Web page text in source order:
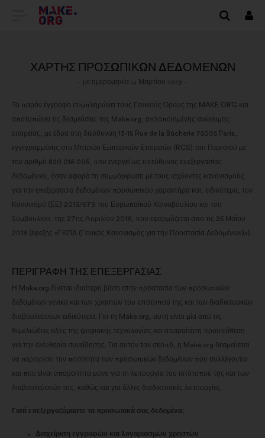
ΜΕΤΆΒΑΣΗ
ΑΡΧΙΚΉ
ΣΕΛΊΔΑ
ΤΟΥ
MAKE.ORG
ΧΆΡΤΗΣ ΠΡΟΣΩΠΙΚΏΝ ΔΕΔΟΜΈΝΩΝ
- με ημερομηνία 14 Μαρτίου 2023 -
Το παρόν έγγραφο συμπληρώνει τους Γενικούς Όρους της MAKE.ORG και
αποτυπώνει τις δεσμεύσεις της Make.org, απλοποιημένης ανώνυμης
εταιρείας, με έδρα στη διεύθυνση 13-15 Rue de la Bûcherie 75005 Paris,
εγγεγραμμένης στο Μητρώο Εμπορικών Εταιρειών (RCS) του Παρισιού με
τον αριθμό 820 016 095, που ενεργεί ως υπεύθυνος επεξεργασίας
δεδομένων, όσον αφορά τη συμμόρφωση με τους ισχύοντες κανονισμούς
για την επεξεργασία δεδομένων προσωπικού χαρακτήρα και, ειδικότερα, τον
Κανονισμό (ΕΕ) 2016/679 του Ευρωπαϊκού Κοινοβουλίου και του
Συμβουλίου, της 27ης Απριλίου 2016, που εφαρμόζεται από τις 25 Μαΐου
2018 (εφεξής «ΓΚΠΔ (Γενικός Κανονισμός για την Προστασία Δεδομένων)»).
ΠΕΡΙΓΡΑΦΗ ΤΗΣ ΕΠΕΞΕΡΓΑΣΙΑΣ
Η Make.org δίνεται ιδιαίτερη βάση στην προστασία των προσωπικών
δεδομένων γενικά και των χρηστών του ιστότοπού της και των διαδικτυακών
διαβουλεύσεων ειδικότερα. Για τη Make.org, αυτή είναι μία από τις
θεμελιώδεις αξίες της ψηφιακής τεχνολογίας και απαραίτητη προϋπόθεση
για την ελευθερία συνείδησης. Για αυτόν τον σκοπό, η Make.org δεσμεύεται
να περιορίσει την ποσότητα των προσωπικών δεδομένων που συλλέγονται
και που είναι απαραίτητα μόνο για τη λειτουργία του ιστότοπού της και των
διαβουλεύσεών της, καθώς και για άλλες διαδικτυακές λειτουργίες.
Γιατί επεξεργαζόμαστε τα προσωπικά σας δεδομένα;
Διαχείριση εγγραφών και λογαριασμών χρηστών